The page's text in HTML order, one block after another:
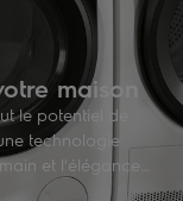
maison
le potentiel de
technologie
et l'élégance